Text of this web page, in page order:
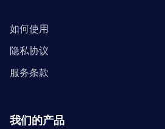
如何使用
隐私协议
服务条款
我们的产品